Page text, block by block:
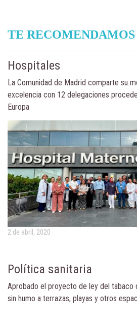
TE RECOMENDAMOS
Hospitales
La Comunidad de Madrid comparte su
excelencia con 12 delegaciones
Europa
2 de abril, 2020
Política sanitaria
Aprobado el proyecto de ley del tabaco
sin humo a terrazas, playas y otros